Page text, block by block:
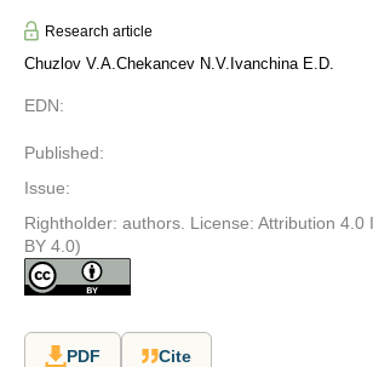
Research article
Chuzlov V.A.Chekancev N.V. Ivanchina E.D.
EDN:
Published:
Issue:
Rightholder: authors. License: Attribution 4.0
BY 4.0)
PDF Cite